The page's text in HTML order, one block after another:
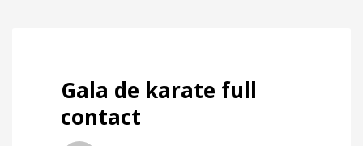
Gala de karate full
contact